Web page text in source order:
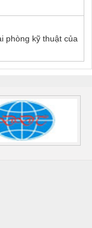
phòng kỹ thuật của